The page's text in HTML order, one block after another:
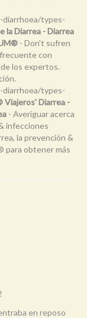
types-
la Diarrea - Diarrea
- Don't sufren
con
los expertos.
types-
Diarrea -
- Averiguar acerca
infecciones
la prevención &
para obtener más
en reposo